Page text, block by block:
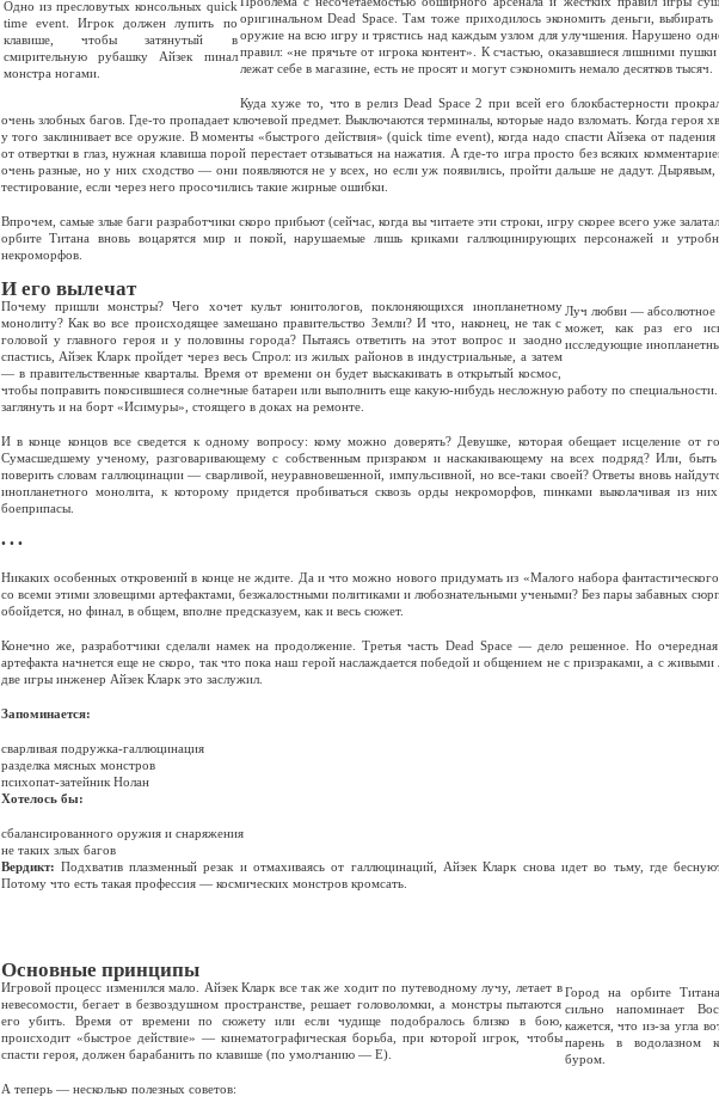
Одно из пресловутых консольных quick
time event. Игрок должен лупить по
клавише, чтобы затянутый в
смирительную рубашку Айзек пинал
монстра ногами.
оригинальном Dead Space. Там тоже приходилось экономить деньги,
оружие на всю игру и трястись над каждым узлом для улучшения. Нарушено
правил: «не прячьте от игрока контент». К счастью, оказавшиеся лишними
лежат себе в магазине, есть не просят и могут сэкономить немало десятков тысяч.
Куда хуже то, что в релиз Dead Space 2 при всей его блокбастерности
очень злобных багов. Где-то пропадает ключевой предмет. Выключаются терминалы, которые надо взломать. Когда героя
у того заклинивает все оружие. В моменты «быстрого действия» (quick time event), когда надо спасти Айзека от падения
от отвертки в глаз, нужная клавиша порой перестает отзываться на нажатия. А где-то игра просто без всяких
очень разные, но у них сходство — они появляются не у всех, но если уж появились, пройти дальше не дадут.
тестирование, если через него просочились такие жирные ошибки.
Впрочем, самые злые баги разработчики скоро прибьют (сейчас, когда вы читаете эти строки, игру скорее всего уже
орбите Титана вновь воцарятся мир и покой, нарушаемые лишь криками галлюцинирующих персонажей и
некроморфов.
И его вылечат
Луч любви — абсолютное
может, как раз его
исследующие
Почему пришли монстры? Чего хочет культ юнитологов, поклоняющихся инопланетному
монолиту? Как во все происходящее замешано правительство Земли? И что, наконец, не так с
головой у главного героя и у половины города? Пытаясь ответить на этот вопрос и заодно
спастись, Айзек Кларк пройдет через весь Спрол: из жилых районов в индустриальные, а затем
— в правительственные кварталы. Время от времени он будет выскакивать в открытый космос,
чтобы поправить покосившиеся солнечные батареи или выполнить еще какую-нибудь несложную работу по
заглянуть и на борт «Исимуры», стоящего в доках на ремонте.
И в конце концов все сведется к одному вопросу: кому можно доверять? Девушке, которая обещает исцеление от
Сумасшедшему ученому, разговаривающему с собственным призраком и наскакивающему на всех подряд? Или,
поверить словам галлюцинации — сварливой, неуравновешенной, импульсивной, но все-таки своей? Ответы вновь
инопланетного монолита, к которому придется пробиваться сквозь орды некроморфов, пинками выколачивая из
боеприпасы.
• • •
Никаких особенных откровений в конце не ждите. Да и что можно нового придумать из «Малого набора фантастического
со всеми этими зловещими артефактами, безжалостными политиками и любознательными учеными? Без пары забавных
обойдется, но финал, в общем, вполне предсказуем, как и весь сюжет.
Конечно же, разработчики сделали намек на продолжение. Третья часть Dead Space — дело решенное. Но очередная
артефакта начнется еще не скоро, так что пока наш герой наслаждается победой и общением не с призраками, а с
две игры инженер Айзек Кларк это заслужил.
Запоминается:
сварливая подружка-галлюцинация
разделка мясных монстров
психопат-затейник Нолан
Хотелось бы:
сбалансированного оружия и снаряжения
не таких злых багов
Вердикт: Подхватив плазменный резак и отмахиваясь от галлюцинаций, Айзек Кларк снова идет во тьму, где
Потому что есть такая профессия — космических монстров кромсать.
Основные принципы
Город на орбите
сильно напоминает
кажется, что из-за угла
парень в водолазном
буром.
Игровой процесс изменился мало. Айзек Кларк все так же ходит по путеводному лучу, летает в
невесомости, бегает в безвоздушном пространстве, решает головоломки, а монстры пытаются
его убить. Время от времени по сюжету или если чудище подобралось близко в бою,
происходит «быстрое действие» — кинематографическая борьба, при которой игрок, чтобы
спасти героя, должен барабанить по клавише (по умолчанию — Е).
А теперь — несколько полезных советов: